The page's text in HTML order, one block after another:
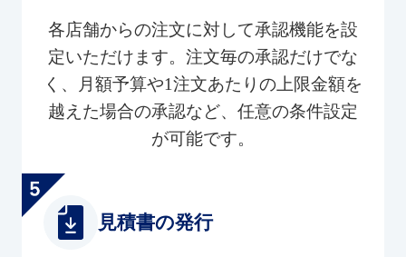
各店舗からの注文に対して承認機能を設
定いただけます。注文毎の承認だけでな
く、月額予算や1注文あたりの上限金額を
越えた場合の承認など、任意の条件設定
が可能です。
見積書の発行